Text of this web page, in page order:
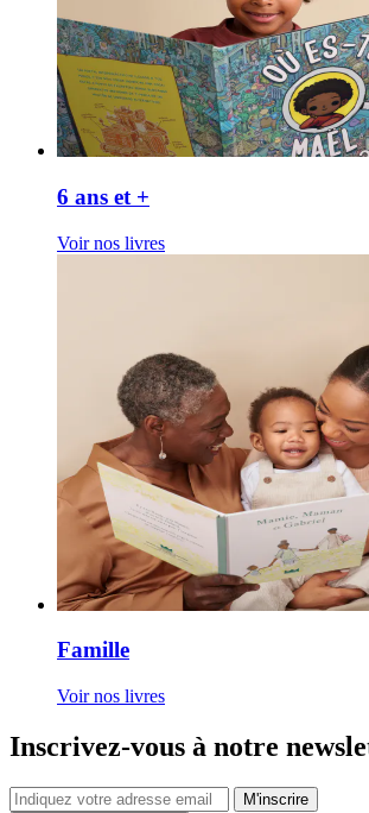
6 ans et +
Voir nos livres
Famille
Voir nos livres
Inscrivez-vous à notre
M'inscrire